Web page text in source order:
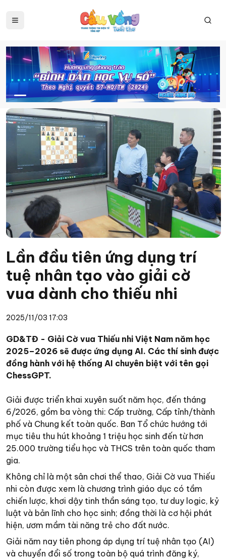
Lần đầu tiên ứng dụng trí
tuệ nhân tạo vào giải cờ
vua dành cho thiếu nhi
2025/11/03 17:03
GD&TĐ - Giải Cờ vua Thiếu nhi Việt Nam năm học
2025–2026 sẽ được ứng dụng AI. Các thí sinh được
đồng hành với hệ thống AI chuyên biệt với tên gọi
ChessGPT.
Giải được triển khai xuyên suốt năm học, đến tháng
6/2026, gồm ba vòng thi: Cấp trường, Cấp tỉnh/thành
phố và Chung kết toàn quốc. Ban Tổ chức hướng tới
mục tiêu thu hút khoảng 1 triệu học sinh đến từ hơn
25.000 trường tiểu học và THCS trên toàn quốc tham
gia.
Không chỉ là một sân chơi thể thao, Giải Cờ vua Thiếu
nhi còn được xem là chương trình giáo dục có tầm
chiến lược, khơi dậy tinh thần sáng tạo, tư duy logic, kỷ
luật và bản lĩnh cho học sinh; đồng thời là cơ hội phát
hiện, ươm mầm tài năng trẻ cho đất nước.
Giải năm nay tiên phong áp dụng trí tuệ nhân tạo (AI)
và chuyển đổi số trong toàn bộ quá trình đăng ký,